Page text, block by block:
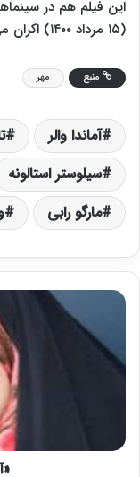
(۱۵ مرداد ۱۴۰۰) اکران می‌شود.
منبع مهر
آماندا والر
سیلوستر استالونه
مارگو رابی
«
م